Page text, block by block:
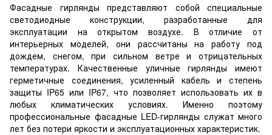
Фасадные гирлянды представляют собой специальные
светодиодные конструкции, разработанные для
эксплуатации на открытом воздухе. В отличие от
интерьерных моделей, они рассчитаны на работу под
дождем, снегом, при сильном ветре и отрицательных
температурах. Качественные уличные гирлянды имеют
герметичные соединения, усиленный кабель и степень
защиты IP65 или IP67, что позволяет использовать их в
любых климатических условиях. Именно поэтому
профессиональные фасадные LED-гирлянды служат много
лет без потери яркости и эксплуатационных характеристик.